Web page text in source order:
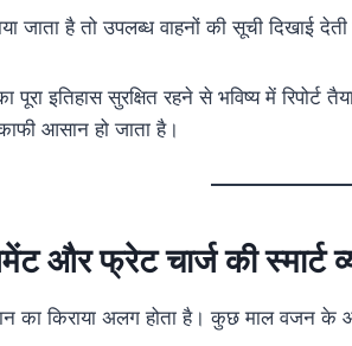
जाता है तो उपलब्ध वाहनों की सूची दिखाई
पूरा इतिहास सुरक्षित रहने से भविष्य में
आसान हो जाता है।
और फ्रेट चार्ज की स्मार्ट
का किराया अलग होता है। कुछ माल वजन के